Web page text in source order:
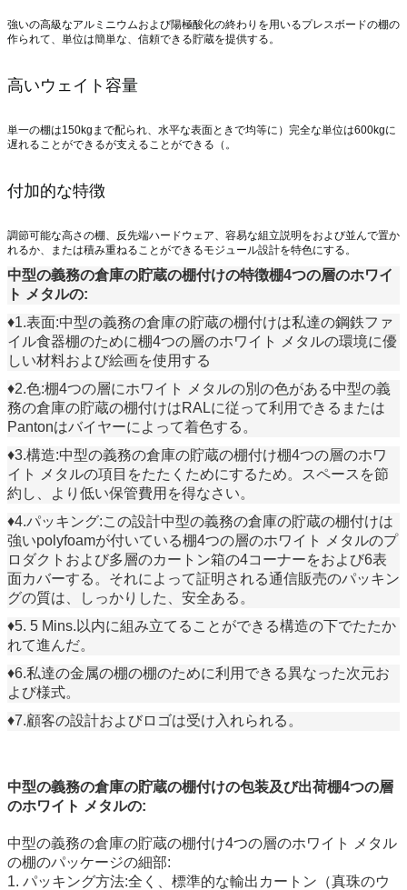
強いの高級なアルミニウムおよび陽極酸化の終わりを用いるプレスボードの棚の
作られて、単位は簡単な、信頼できる貯蔵を提供する。
高いウェイト容量
単一の棚は150kgまで配られ、水平な表面ときで均等に）完全な単位は600kgに
遅れることができるが支えることができる（。
付加的な特徴
調節可能な高さの棚、反先端ハードウェア、容易な組立説明をおよび並んで置か
れるか、または積み重ねることができるモジュール設計を特色にする。
中型の義務の倉庫の貯蔵の棚付けの特徴棚4つの層のホワイ
ト メタルの:
♦1.表面:中型の義務の倉庫の貯蔵の棚付けは私達の鋼鉄ファ
イル食器棚のために棚4つの層のホワイト メタルの環境に優
しい材料および絵画を使用する
♦2.色:棚4つの層にホワイト メタルの別の色がある中型の義
務の倉庫の貯蔵の棚付けはRALに従って利用できるまたは
Pantonはバイヤーによって着色する。
♦3.構造:中型の義務の倉庫の貯蔵の棚付け棚4つの層のホワ
イト メタルの項目をたたくためにするため。スペースを節
約し、より低い保管費用を得なさい。
♦4.パッキング:この設計中型の義務の倉庫の貯蔵の棚付けは
強いpolyfoamが付いている棚4つの層のホワイト メタルのプ
ロダクトおよび多層のカートン箱の4コーナーをおよび6表
面カバーする。それによって証明される通信販売のパッキン
グの質は、しっかりした、安全ある。
♦5. 5 Mins.以内に組み立てることができる構造の下でたたか
れて進んだ。
♦6.私達の金属の棚の棚のために利用できる異なった次元お
よび様式。
♦7.顧客の設計およびロゴは受け入れられる。
中型の義務の倉庫の貯蔵の棚付けの包装及び出荷棚4つの層
のホワイト メタルの:
中型の義務の倉庫の貯蔵の棚付け4つの層のホワイト メタル
の棚のパッケージの細部:
1. パッキング方法:全く、標準的な輸出カートン（真珠のウ